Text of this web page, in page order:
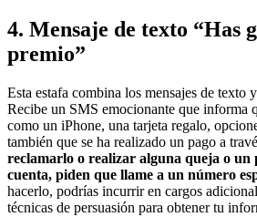
4. Mensaje de texto “Has
premio”
Esta estafa combina los mensajes de texto
Recibe un SMS emocionante que informa
como un iPhone, una tarjeta regalo,
también que se ha realizado un pago a
reclamarlo o realizar alguna queja o un
cuenta, piden que llame a un número
hacerlo, podrías incurrir en cargos
técnicas de persuasión para obtener tu